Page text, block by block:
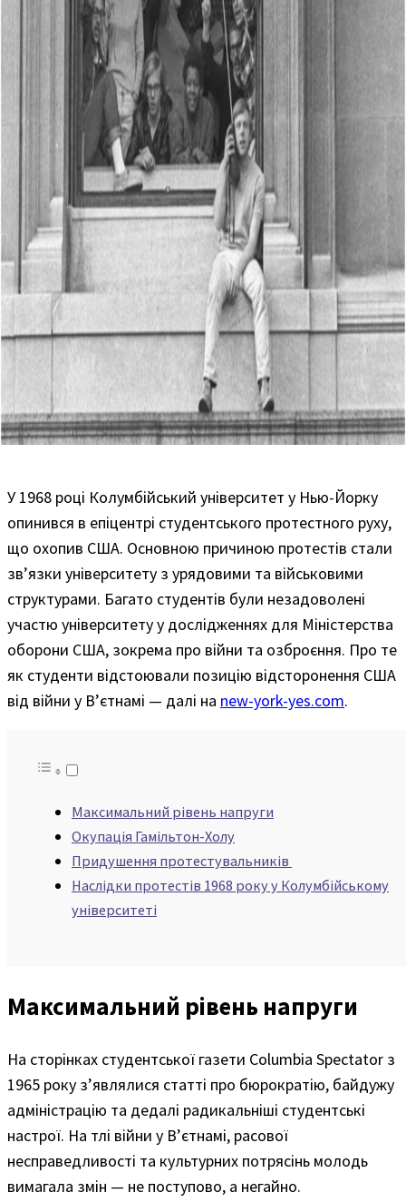
У 1968 році Колумбійський університет у Нью-Йорку
опинився в епіцентрі студентського протестного руху,
що охопив США. Основною причиною протестів стали
зв’язки університету з урядовими та військовими
структурами. Багато студентів були незадоволені
участю університету у дослідженнях для Міністерства
оборони США, зокрема про війни та озброєння. Про те
як студенти відстоювали позицію відсторонення США
від війни у Вʼєтнамі — далі на new-york-yes.com.
Максимальний рівень напруги
Окупація Гамільтон-Холу
Придушення протестувальників
Наслідки протестів 1968 року у Колумбійському
університеті
Максимальний рівень напруги
На сторінках студентської газети Columbia Spectator з
1965 року з’являлися статті про бюрократію, байдужу
адміністрацію та дедалі радикальніші студентські
настрої. На тлі війни у В’єтнамі, расової
несправедливості та культурних потрясінь молодь
вимагала змін — не поступово, а негайно.